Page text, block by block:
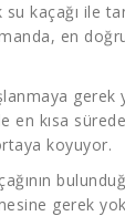
kaçağı ile
en
gerek
en kısa
koyuyor.
gerek